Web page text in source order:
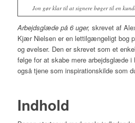
Jon gør klar til at signere bøger til en
Arbejdsglæde på 6 uger, skrevet af
Kjær Nielsen er en lettilgængeligt bog
og øvelser. Den er skrevet som et
følge for at skabe mere arbejdsglæde i
også tjene som inspirationskilde som
Indhold